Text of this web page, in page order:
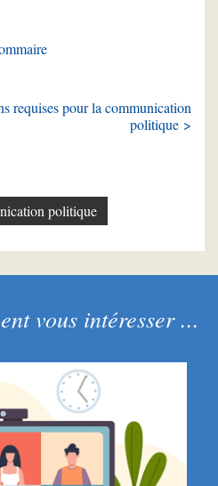
requises pour la communication
politique >
politique
vous intéresser ...